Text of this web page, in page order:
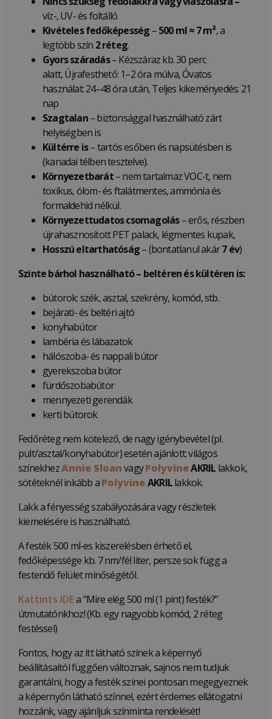
víz-, UV- és foltálló
Kivételes fedőképesség –500 ml ≈ 7 m², a
legtöbb szín 2 réteg.
Gyors száradás– Kézszáraz kb. 30 perc
alatt, Újrafesthető: 1–2 óra múlva, Óvatos
használat: 24–48 óra után, Teljes kikeményedés: 21
nap
Szagtalan– biztonsággal használható zárt
helyiségben is
Kültérre is– tartós esőben és napsütésben is
(kanadai télben tesztelve).
Környezetbarát– nem tartalmaz VOC-t, nem
toxikus, ólom- és ftalátmentes, ammónia és
formaldehid nélkül.
Környezettudatos csomagolás– erős, részben
újrahasznosított PET palack, légmentes kupak,
Hosszú eltarthatóság– (bontatlanul akár7 év)
Szinte bárhol használható – beltéren és kültéren is:
bútorok: szék, asztal, szekrény, komód, stb.
bejárati- és beltéri ajtó
konyhabútor
lambéria és lábazatok
hálószoba- és nappali bútor
gyerekszoba bútor
fürdőszobabútor
mennyezeti gerendák
kerti bútorok
Fedőréteg nem kötelező, de nagy igénybevétel (pl.
pult/asztal/konyhabútor) esetén ajánlott: világos
színekhezAnnie SloanvagyPolyvineAKRIL lakkok,
sötéteknél inkább aPolyvineAKRILlakkok.
Lakk a fényesség szabályozására vagy részletek
kiemelésére is használható.
A festék 500 ml-es kiszerelésben érhető el,
fedőképessége kb. 7 nm/fél liter, persze sok függ a
festendő felület minőségétől.
Kattints IDEa “Mire elég 500 ml (1 pint) festék?”
útmutatónkhoz! (Kb. egy nagyobb komód, 2 réteg
festéssel)
Fontos, hogy az itt látható színek a képernyő
beállításaitól függően változnak, sajnos nem tudjuk
garantálni, hogy a festék színei pontosan megegyeznek
a képernyőn látható színnel, ezért érdemes ellátogatni
hozzánk, vagy ajánljuk színminta rendelését!